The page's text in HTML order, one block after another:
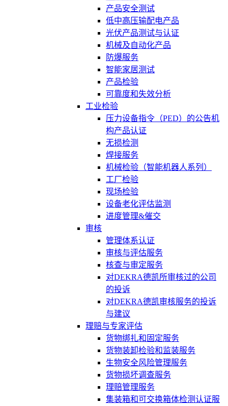
产品安全测试
低中高压输配电产品
光伏产品测试与认证
机械及自动化产品
防爆服务
智能家居测试
产品检验
可靠度和失效分析
工业检验
压力设备指令（PED）的公告机
构产品认证
无损检测
焊接服务
机械检验（智能机器人系列）
工厂检验
现场检验
设备老化评估监测
进度管理&催交
审核
管理体系认证
审核与评估服务
核查与审定服务
对DEKRA德凯所审核过的公司
的投诉
对DEKRA德凯审核服务的投诉
与建议
理赔与专家评估
货物绑扎和固定服务
货物装卸检验和监装服务
生物安全风险管理服务
货物损坏调查服务
理赔管理服务
集装箱和可交换箱体检测认证服